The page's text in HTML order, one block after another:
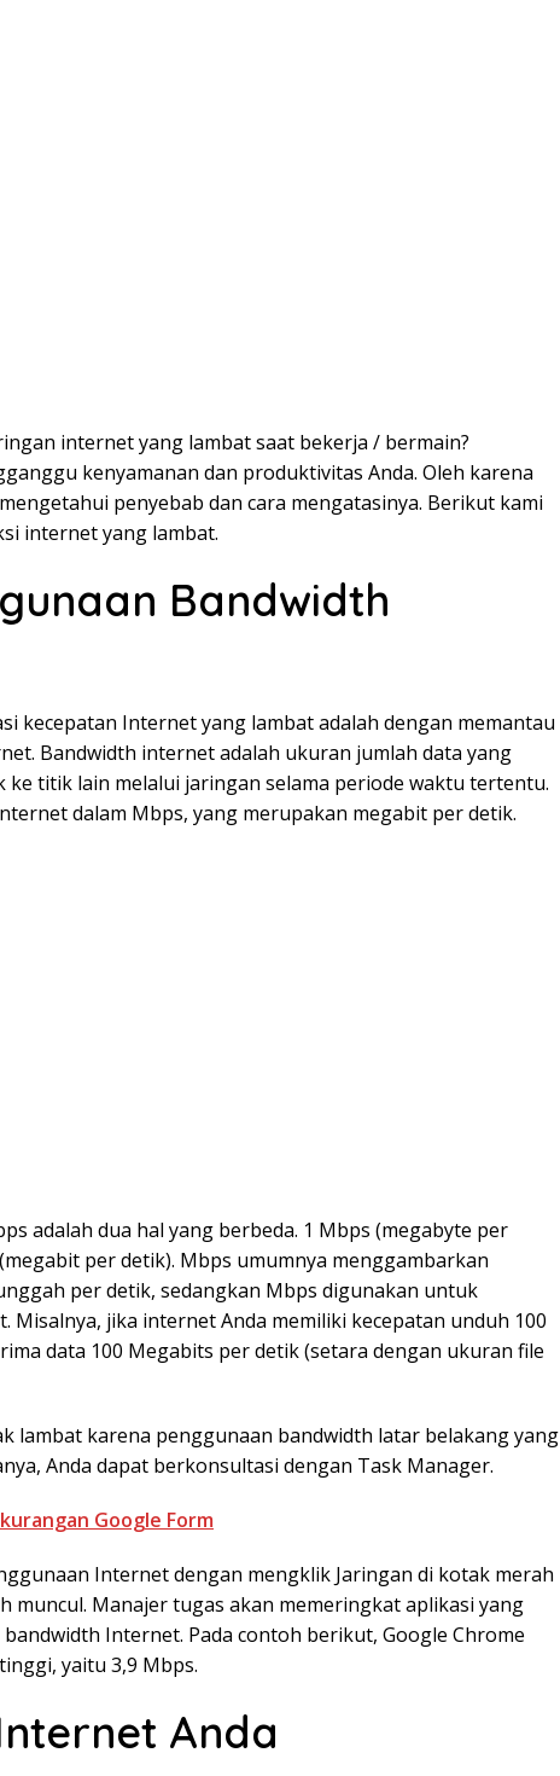
internet yang lambat saat bekerja / bermain?
kenyamanan dan produktivitas Anda. Oleh karena
penyebab dan cara mengatasinya. Berikut kami
internet yang lambat.
Bandwidth
kecepatan Internet yang lambat adalah dengan memantau
Bandwidth internet adalah ukuran jumlah data yang
titik lain melalui jaringan selama periode waktu tertentu.
dalam Mbps, yang merupakan megabit per detik.
adalah dua hal yang berbeda. 1 Mbps (megabyte per
per detik). Mbps umumnya menggambarkan
per detik, sedangkan Mbps digunakan untuk
Misalnya, jika internet Anda memiliki kecepatan unduh 100
data 100 Megabits per detik (setara dengan ukuran file
lambat karena penggunaan bandwidth latar belakang yang
Anda dapat berkonsultasi dengan Task Manager.
Google Form
Internet dengan mengklik Jaringan di kotak merah
muncul. Manajer tugas akan memeringkat aplikasi yang
Internet. Pada contoh berikut, Google Chrome
yaitu 3,9 Mbps.
Anda